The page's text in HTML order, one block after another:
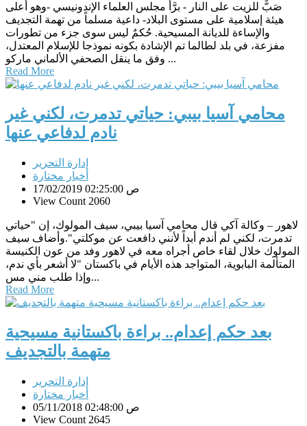
صَبٌّ للزيت على النار - برَّأ مجلس العلماء الإندونيسي -وهو أعلى
هيئة إسلامية على مستوى البلاد- داعية مسلماً من تهمة التجديف
والإساءة للديانة المسيحية. حُكمٌ ليس سوى جزء من تطورات
مفزعة، في بلد لطالما تم الإشادة بكونه نموذجا للإسلام المعتدل،
وفق ما ينقل الصحفي الألماني ماركو ...
Read More
محامي آسيا بيبي: حياتي تدمرت، لكني غير
نادم لدفاعي عنها
إدارة التحرير
أخبار مختارة
17/02/2019 02:25:00 ص
View Count 2060
لاهور – وكالة آكي قال محامي آسيا بيبي، سيف المولوك، إن "حياتي
تدمرت، لكني لم أندم أبداً لأنني دافعت عن موكلتي".وأضاف سيف
المولوك خلال لقاء خاص أجراه معه في لاهور وفد من عون الكنيسة
المتألمة البابوية، المتواجد هذه الأيام في باكستان "لا أشعر بأي ندم،
وإذا طلب مني مس...
Read More
بعد حكم إعدام.. براءة باكستانية مسيحية
متهمة بالتجديف
إدارة التحرير
أخبار مختارة
05/11/2018 02:48:00 ص
View Count 2645